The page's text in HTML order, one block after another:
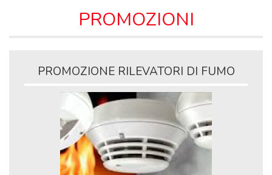
PROMOZIONI
PROMOZIONE RILEVATORI DI FUMO